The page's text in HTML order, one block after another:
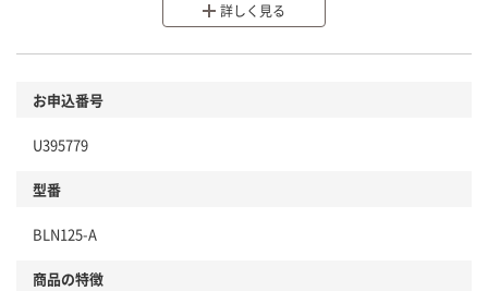
分別・リサイクルしやすい設計
商品
本体
仕組
詳しく見る
お申込番号
U395779
型番
BLN125-A
商品の特徴